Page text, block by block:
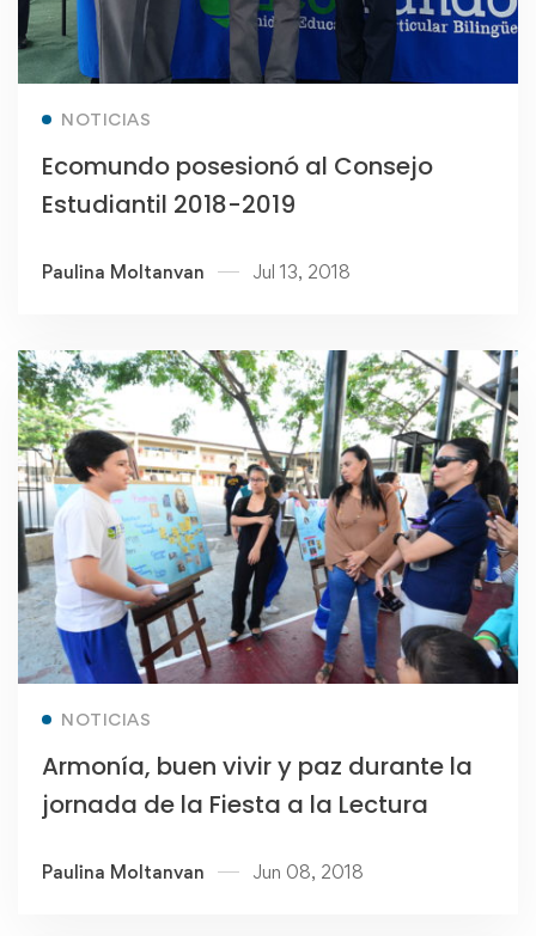
NOTICIAS
Ecomundo posesionó al Consejo
Estudiantil 2018-2019
Paulina Moltanvan Jul 13, 2018
NOTICIAS
Armonía, buen vivir y paz durante la
jornada de la Fiesta a la Lectura
Paulina Moltanvan Jun 08, 2018